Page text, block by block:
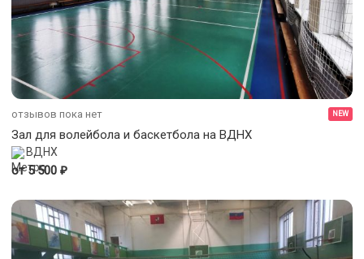
отзывов пока нет NEW
Зал для волейбола и баскетбола на ВДНХ
ВДНХ
от 5 500 ₽